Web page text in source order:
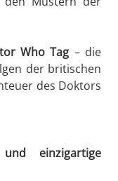
Who Tag – die
der britischen
des Doktors
einzigartige